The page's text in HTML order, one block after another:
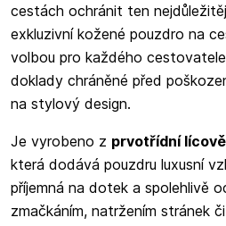
cestách ochránit ten
exkluzivní kožené pouzdro na
volbou pro každého
doklady chráněné před
na stylový design.
Je vyrobeno z prvotřídní
která dodává pouzdru luxusní
příjemná na dotek a spolehlivě
zmačkáním, natržením stránek